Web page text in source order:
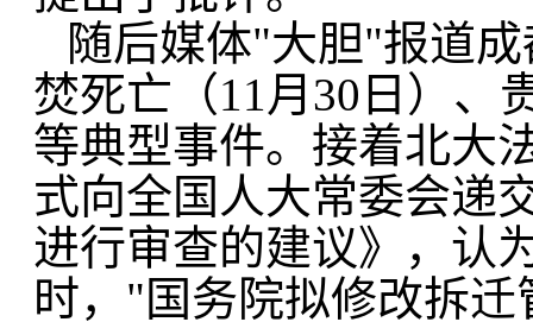
随后媒体"大胆"报道
焚死亡（11月30日）、
等典型事件。接着北大
式向全国人大常委会递
进行审查的建议》，认
时，"国务院拟修改拆